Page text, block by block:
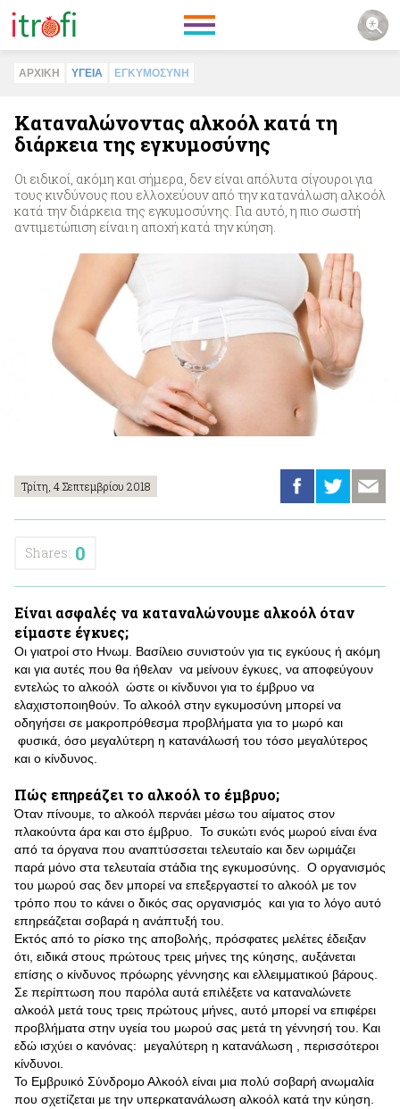
ΑΡΧΙΚΗ ΥΓΕΙΑ ΕΓΚΥΜΟΣΥΝΗ
Καταναλώνοντας αλκοόλ κατά τη
διάρκεια της εγκυμοσύνης
Οι ειδικοί, ακόμη και σήμερα, δεν είναι απόλυτα σίγουροι για
τους κινδύνους που ελλοχεύουν από την κατανάλωση αλκοόλ
κατά την διάρκεια της εγκυμοσύνης. Για αυτό, η πιο σωστή
αντιμετώπιση είναι η αποχή κατά την κύηση.
Τρίτη, 4 Σεπτεμβρίου 2018
Shares: 0
Είναι ασφαλές να καταναλώνουμε αλκοόλ όταν
είμαστε έγκυες;
Οι γιατροί στο Ηνωμ. Βασίλειο συνιστούν για τις εγκύους ή ακόμη
και για αυτές που θα ήθελαν να μείνουν έγκυες, να αποφεύγουν
εντελώς το αλκοόλ ώστε οι κίνδυνοι για το έμβρυο να
ελαχιστοποιηθούν. Το αλκοόλ στην εγκυμοσύνη μπορεί να
οδηγήσει σε μακροπρόθεσμα προβλήματα για το μωρό και
φυσικά, όσο μεγαλύτερη η κατανάλωσή του τόσο μεγαλύτερος
και ο κίνδυνος.
Πώς επηρεάζει το αλκοόλ το έμβρυο;
Όταν πίνουμε, το αλκοόλ περνάει μέσω του αίματος στον
πλακούντα άρα και στο έμβρυο. Το συκώτι ενός μωρού είναι ένα
από τα όργανα που αναπτύσσεται τελευταίο και δεν ωριμάζει
παρά μόνο στα τελευταία στάδια της εγκυμοσύνης. Ο οργανισμός
του μωρού σας δεν μπορεί να επεξεργαστεί το αλκοόλ με τον
τρόπο που το κάνει ο δικός σας οργανισμός και για το λόγο αυτό
επηρεάζεται σοβαρά η ανάπτυξή του.
Εκτός από το ρίσκο της αποβολής, πρόσφατες μελέτες έδειξαν
ότι, ειδικά στους πρώτους τρεις μήνες της κύησης, αυξάνεται
επίσης ο κίνδυνος πρόωρης γέννησης και ελλειμματικού βάρους.
Σε περίπτωση που παρόλα αυτά επιλέξετε να καταναλώνετε
αλκοόλ μετά τους τρεις πρώτους μήνες, αυτό μπορεί να επιφέρει
προβλήματα στην υγεία του μωρού σας μετά τη γέννησή του. Και
εδώ ισχύει ο κανόνας: μεγαλύτερη η κατανάλωση , περισσότεροι
κίνδυνοι.
Το Εμβρυικό Σύνδρομο Αλκοόλ είναι μια πολύ σοβαρή ανωμαλία
που σχετίζεται με την υπερκατανάλωση αλκοόλ κατά την κύηση.